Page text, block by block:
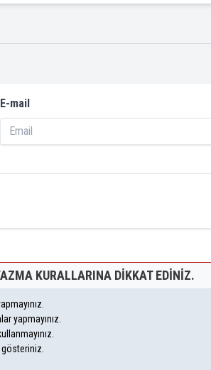
E-mail
KURALLARINA DIKKAT EDINIZ.
yapmayınız.